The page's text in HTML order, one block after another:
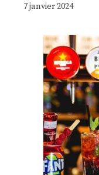
7 janvier 2024